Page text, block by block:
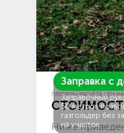
Заправка с
Заправочный
50 метров
газгольдер без
на участок.
ПРИМЕРЫ РАСЧЁТА ЦЕН
Ниже